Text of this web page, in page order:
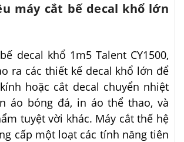
máy cắt bế decal khổ lớn
decal khổ 1m5 Talent CY1500,
ra các thiết kế decal khổ lớn để
hoặc cắt decal chuyển nhiệt
áo bóng đá, in áo thể thao, và
tuyệt vời khác. Máy cắt thế hệ
cấp một loạt các tính năng tiên